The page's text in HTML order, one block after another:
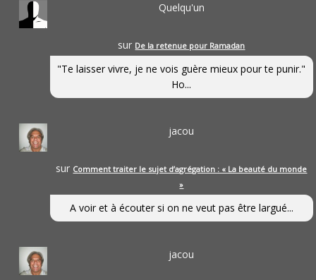
Quelqu'un
sur De la retenue pour Ramadan
"Te laisser vivre, je ne vois guère mieux pour te punir."
Ho...
jacou
sur Comment traiter le sujet d’agrégation : « La beauté du monde
»
A voir et à écouter si on ne veut pas être largué...
jacou